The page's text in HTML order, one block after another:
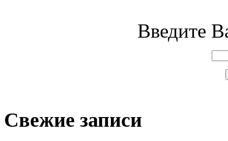
Введите
Свежие записи